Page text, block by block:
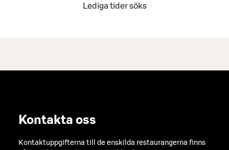
Lediga tider söks
Kontakta oss
Kontaktuppgifterna till de enskilda restaurangerna finns